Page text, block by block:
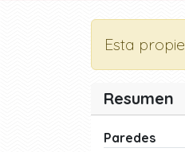
Esta
Resumen
Paredes